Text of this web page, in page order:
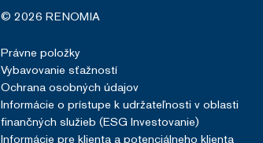
© 2026 RENOMIA
Právne položky
Vybavovanie sťažností
Ochrana osobných údajov
Informácie o prístupe k udržateľnosti v oblasti
finančných služieb (ESG Investovanie)
Informácie pre klienta a potenciálneho klienta